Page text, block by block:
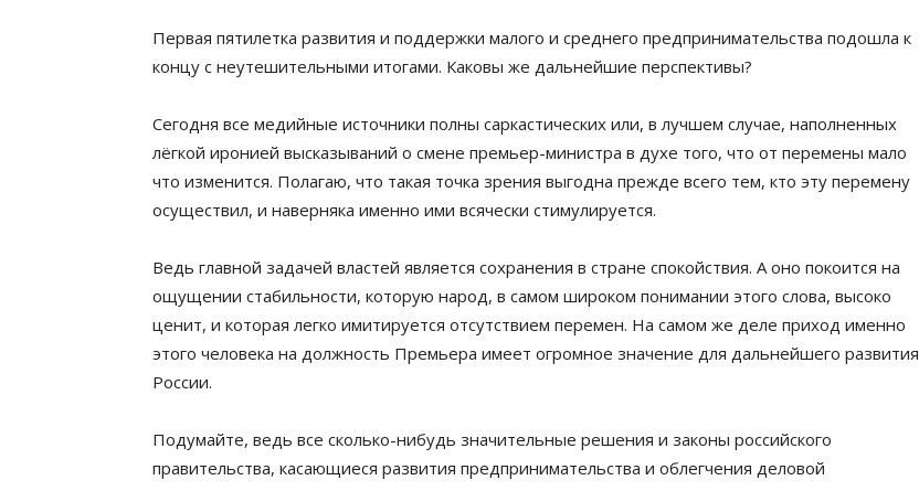
Первая пятилетка развития и поддержки малого и среднего предпринимательства подошла к
концу с неутешительными итогами. Каковы же дальнейшие перспективы?
Сегодня все медийные источники полны саркастических или, в лучшем случае, наполненных
лёгкой иронией высказываний о смене премьер-министра в духе того, что от перемены мало
что изменится. Полагаю, что такая точка зрения выгодна прежде всего тем, кто эту перемену
осуществил, и наверняка именно ими всячески стимулируется.
Ведь главной задачей властей является сохранения в стране спокойствия. А оно покоится на
ощущении стабильности, которую народ, в самом широком понимании этого слова, высоко
ценит, и которая легко имитируется отсутствием перемен. На самом же деле приход именно
этого человека на должность Премьера имеет огромное значение для дальнейшего развития
России.
Подумайте, ведь все сколько-нибудь значительные решения и законы российского
правительства, касающиеся развития предпринимательства и облегчения деловой